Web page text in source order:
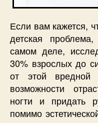
Если вам кажется,
детская
самом деле,
30% взрослых до
от этой
возможности
ногти и придать
помимо